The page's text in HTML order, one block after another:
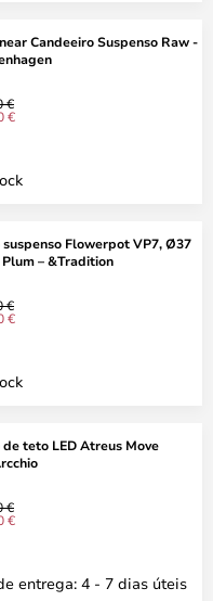
Candeeiro Suspenso Raw -
€
€
suspenso Flowerpot VP7, Ø37
Plum – &Tradition
€
€
teto LED Atreus Move
€
€
entrega: 4 - 7 dias úteis